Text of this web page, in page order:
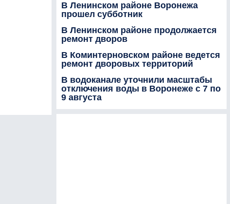
В Ленинском районе Воронежа
прошел субботник
В Ленинском районе продолжается
ремонт дворов
В Коминтерновском районе ведется
ремонт дворовых территорий
В водоканале уточнили масштабы
отключения воды в Воронеже с 7 по
9 августа